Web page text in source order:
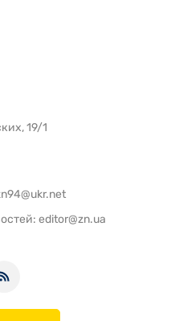
19/1
editor@zn.ua